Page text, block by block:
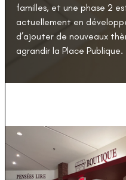
familles, et une phase 2
actuellement en
d’ajouter de nouveaux
agrandir la Place Publique.